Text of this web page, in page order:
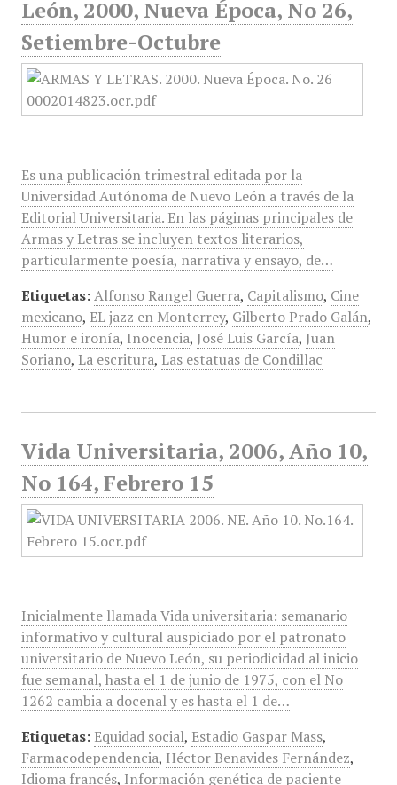
León, 2000, Nueva Época, No 26,
Setiembre-Octubre
Es una publicación trimestral editada por la
Universidad Autónoma de Nuevo León a través de la
Editorial Universitaria. En las páginas principales de
Armas y Letras se incluyen textos literarios,
particularmente poesía, narrativa y ensayo, de…
Etiquetas: Alfonso Rangel Guerra, Capitalismo, Cine
mexicano, EL jazz en Monterrey, Gilberto Prado Galán,
Humor e ironía, Inocencia, José Luis García, Juan
Soriano, La escritura, Las estatuas de Condillac
Vida Universitaria, 2006, Año 10,
No 164, Febrero 15
Inicialmente llamada Vida universitaria: semanario
informativo y cultural auspiciado por el patronato
universitario de Nuevo León, su periodicidad al inicio
fue semanal, hasta el 1 de junio de 1975, con el No
1262 cambia a docenal y es hasta el 1 de…
Etiquetas: Equidad social, Estadio Gaspar Mass,
Farmacodependencia, Héctor Benavides Fernández,
Idioma francés, Información genética de paciente